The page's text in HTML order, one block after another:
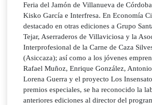
Feria del Jamón de Villanueva de
Kisko García e Interfresa. En Economía
destacado en otras ediciones a Grupo
Tejar, Aserraderos de Villaviciosa y la
Interprofesional de la Carne de Caza
(Asiccaza); así como a los jóvenes
Rafael Muñoz, Enrique González,
Lorena Guerra y el proyecto Los
premios especiales, se ha reconocido la
anteriores ediciones al director del